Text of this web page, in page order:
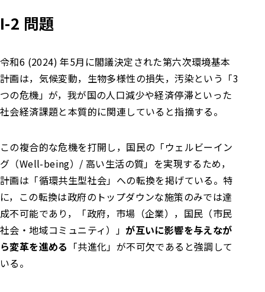
I-2 問題
令和6 (2024) 年5月に閣議決定された第六次環境基本
計画は，気候変動，生物多様性の損失，汚染という「3
つの危機」が，我が国の人口減少や経済停滞といった
社会経済課題と本質的に関連していると指摘する。
この複合的な危機を打開し，国民の「ウェルビーイン
グ（Well-being）/ 高い生活の質」を実現するため，
計画は「循環共生型社会」への転換を掲げている。特
に，この転換は政府のトップダウンな施策のみでは達
成不可能であり，「政府，市場（企業），国民（市民
社会・地域コミュニティ）」 が互いに影響を与えなが
ら変革を進める 「共進化」が不可欠であると強調して
いる。